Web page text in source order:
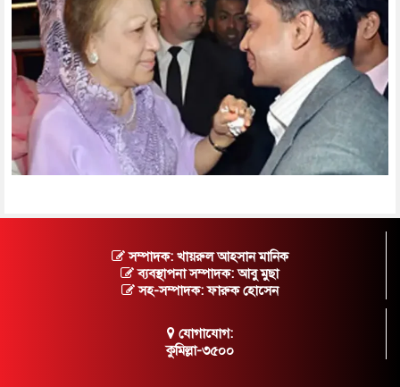
সম্পাদক: খায়রুল আহসান মানিক
ব্যবস্থাপনা সম্পাদক: আবু মুছা
সহ-সম্পাদক: ফারুক হোসেন
যোগাযোগ:
কুমিল্লা-৩৫০০